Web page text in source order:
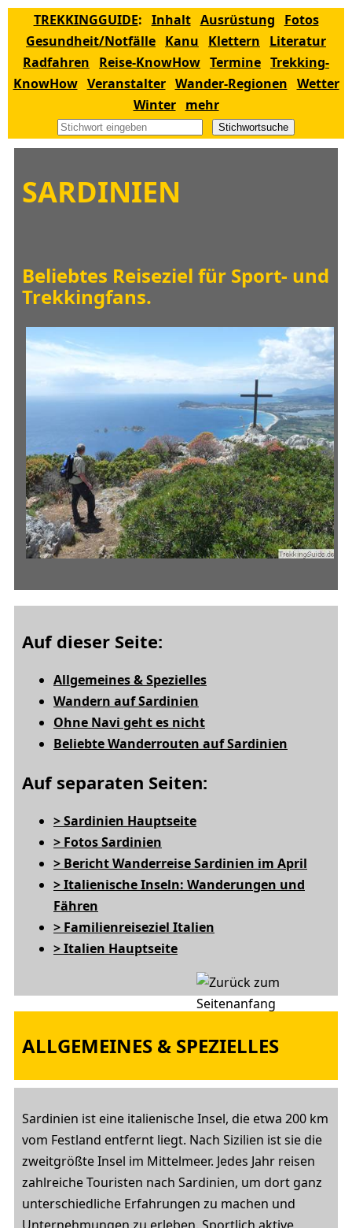
TREKKINGGUIDE: Inhalt Ausrüstung
Fotos
Gesundheit/Notfälle Kanu Klettern
Literatur
Radfahren
Reise-KnowHow Termine Trekking-
KnowHow Veranstalter Wander-Regionen Wetter
Winter
mehr
Stichwortsuche
SARDINIEN
Beliebtes Reiseziel für Sport- und
Trekkingfans.
Auf dieser Seite:
Allgemeines & Spezielles
Wandern auf Sardinien
Ohne Navi geht es nicht
Beliebte Wanderrouten auf Sardinien
Auf separaten Seiten:
> Sardinien Hauptseite
> Fotos Sardinien
> Bericht Wanderreise Sardinien im April
> Italienische Inseln: Wanderungen und
Fähren
> Familienreiseziel Italien
> Italien Hauptseite
ALLGEMEINES & SPEZIELLES
Sardinien ist eine italienische Insel, die etwa 200 km
vom Festland entfernt liegt. Nach Sizilien ist sie die
zweitgrößte Insel im Mittelmeer. Jedes Jahr reisen
zahlreiche Touristen nach Sardinien, um dort ganz
unterschiedliche Erfahrungen zu machen und